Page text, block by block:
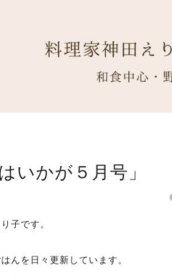
いかが５月号」
子です。
んを日々更新しています。